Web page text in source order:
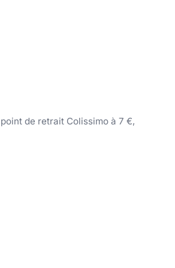
de retrait Colissimo à 7 €,